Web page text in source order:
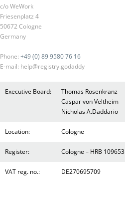
c/o WeWork
Friesenplatz 4
50672 Cologne
Germany
Phone: +49 (0) 89 9580 76 16
E-mail: help@registry.godaddy
Executive Board:
Thomas Rosenkranz
Caspar von Veltheim
Nicholas A.Daddario
Location: Cologne
Register: Cologne – HRB 109653
VAT reg. no.: DE270695709